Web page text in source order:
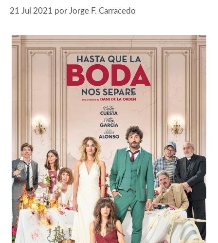
21 Jul 2021 por Jorge F. Carracedo